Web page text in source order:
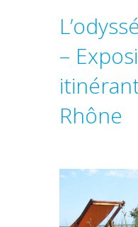
–
Rhône